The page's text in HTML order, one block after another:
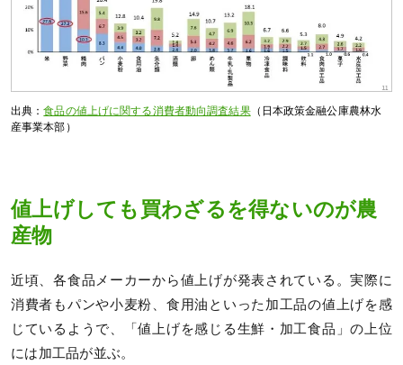
出典：食品の値上げに関する消費者動向調査結果（日本政策金融公庫農林水
産事業本部）
値上げしても買わざるを得ないのが農
産物
近頃、各食品メーカーから値上げが発表されている。実際に
消費者もパンや小麦粉、食用油といった加工品の値上げを感
じているようで、「値上げを感じる生鮮・加工食品」の上位
には加工品が並ぶ。